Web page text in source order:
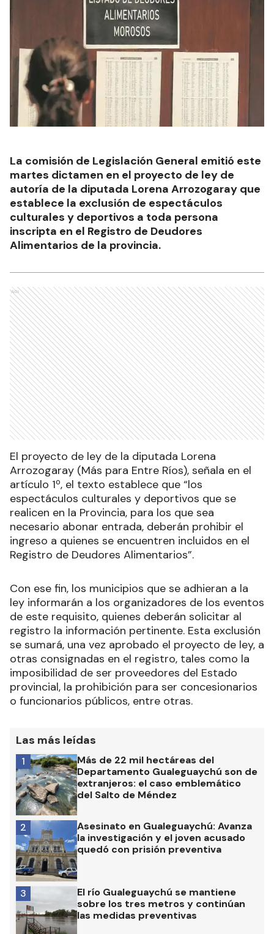
La comisión de Legislación General emitió este
martes dictamen en el proyecto de ley de
autoría de la diputada Lorena Arrozogaray que
establece la exclusión de espectáculos
culturales y deportivos a toda persona
inscripta en el Registro de Deudores
Alimentarios de la provincia.
Ads
El proyecto de ley de la diputada Lorena
Arrozogaray (Más para Entre Ríos), señala en el
artículo 1º, el texto establece que “los
espectáculos culturales y deportivos que se
realicen en la Provincia, para los que sea
necesario abonar entrada, deberán prohibir el
ingreso a quienes se encuentren incluidos en el
Registro de Deudores Alimentarios”.
Con ese fin, los municipios que se adhieran a la
ley informarán a los organizadores de los eventos
de este requisito, quienes deberán solicitar al
registro la información pertinente. Esta exclusión
se sumará, una vez aprobado el proyecto de ley, a
otras consignadas en el registro, tales como la
imposibilidad de ser proveedores del Estado
provincial, la prohibición para ser concesionarios
o funcionarios públicos, entre otras.
Las más leídas
Más de 22 mil hectáreas del
Departamento Gualeguaychú son de
extranjeros: el caso emblemático
del Salto de Méndez
1
Asesinato en Gualeguaychú: Avanza
la investigación y el joven acusado
quedó con prisión preventiva
2
El río Gualeguaychú se mantiene
sobre los tres metros y continúan
las medidas preventivas
3